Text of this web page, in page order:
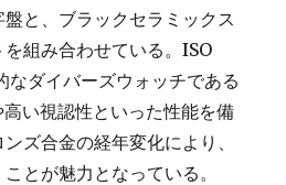
現
し
た
機
能
モ
と、ブラックセラミックス
組み合わせている。ISO
なダイバーズウォッチである
い視認性といった性能を備
ズ合金の経年変化により、
とが魅力となっている。